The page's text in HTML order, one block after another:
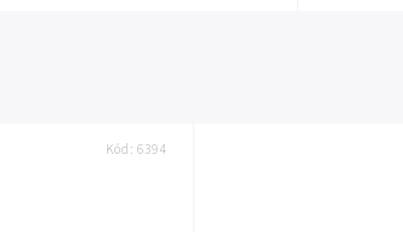
Kód: 6394